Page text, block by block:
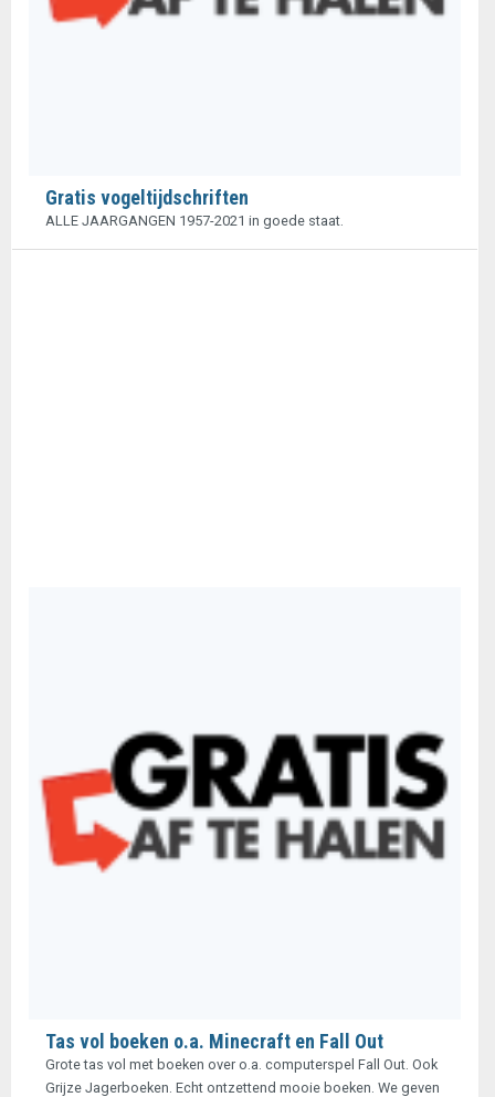
Gratis vogeltijdschriften
ALLE JAARGANGEN 1957-2021 in goede staat.
Tas vol boeken o.a. Minecraft en Fall Out
Grote tas vol met boeken over o.a. computerspel Fall Out. Ook
Grijze Jagerboeken. Echt ontzettend mooie boeken. We geven